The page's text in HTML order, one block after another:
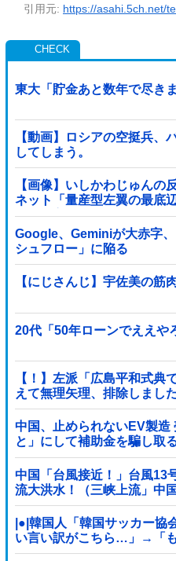
引用元: https://asahi.5ch.net/
東大「貯金あと数年で尽
【動画】ロシアの空挺兵、
してしまう。
【画像】いしかわじゅん
ネット「量産型左翼の最底
ト陰謀妄想漫画しか描けな
Google、Geminiが大赤字
シュフロー」に陥る
【にじさんじ】宇佐美の筋
20代「50年ローンでええや
【！】左派「広島平和式典
えて無理矢理、排除しまし
児？全学連のプロ活動家で
中国、止められないEV製造
と」にして補助金を騙し取
中国「台風接近！」台風13
流大洪水！（三峡上流」中
峡ダム「緊急放流（決壊危
声」→
|●|韓国人「韓国サッカー協
い言い訳がこちら…」→「
ﾙ」＝韓国の反応